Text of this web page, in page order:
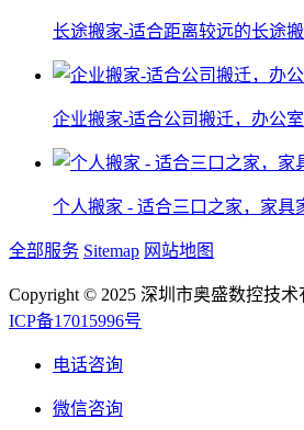
长途搬家-适合距离较远的长途
企业搬家-适合公司搬迁，办公
个人搬家 - 适合三口之家，家具
全部服务 Sitemap 网站地图
Copyright © 2025 深圳市奥盛数控技
ICP备17015996号
电话咨询
微信咨询